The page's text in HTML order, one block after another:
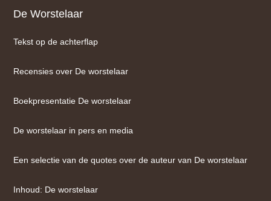
De Worstelaar
Tekst op de achterflap
Recensies over De worstelaar
Boekpresentatie De worstelaar
De worstelaar in pers en media
Een selectie van de quotes over de auteur van De worstelaar
Inhoud: De worstelaar